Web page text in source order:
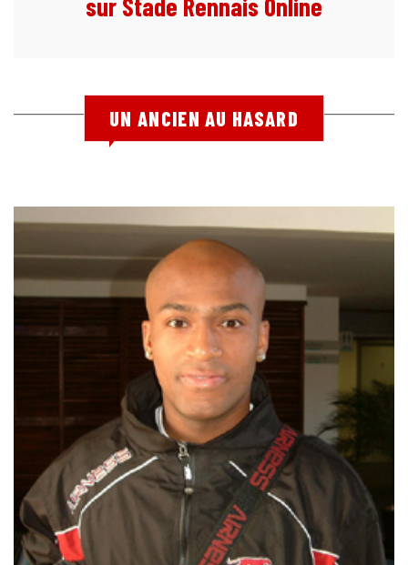
sur Stade Rennais Online
UN ANCIEN AU HASARD